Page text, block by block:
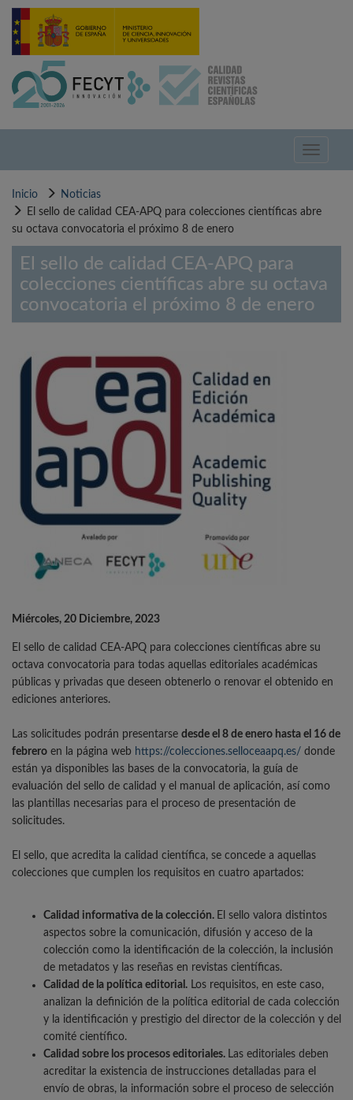
Pasar
contenido
Toggle
Inicio
Noticias
El sello de calidad CEA-APQ para colecciones científicas abre
su octava convocatoria el próximo 8 de enero
El sello de calidad CEA-APQ para
colecciones científicas abre su octava
convocatoria el próximo 8 de enero
Miércoles, 20 Diciembre, 2023
El sello de calidad CEA-APQ para colecciones científicas abre su
octava convocatoria para todas aquellas editoriales académicas
públicas y privadas que deseen obtenerlo o renovar el obtenido en
ediciones anteriores.
Las solicitudes podrán presentarse desde el 8 de enero hasta el 16 de
febrero en la página web https://colecciones.selloceaapq.es/ donde
están ya disponibles las bases de la convocatoria, la guía de
evaluación del sello de calidad y el manual de aplicación, así como
las plantillas necesarias para el proceso de presentación de
solicitudes.
El sello, que acredita la calidad científica, se concede a aquellas
colecciones que cumplen los requisitos en cuatro apartados:
Calidad informativa de la colección. El sello valora distintos
aspectos sobre la comunicación, difusión y acceso de la
colección como la identificación de la colección, la inclusión
de metadatos y las reseñas en revistas científicas.
Calidad de la política editorial. Los requisitos, en este caso,
analizan la definición de la política editorial de cada colección
y la identificación y prestigio del director de la colección y del
comité científico.
Calidad sobre los procesos editoriales. Las editoriales deben
acreditar la existencia de instrucciones detalladas para el
envío de obras, la información sobre el proceso de selección